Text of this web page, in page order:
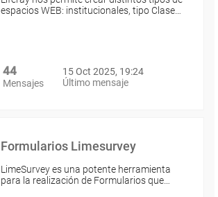
espacios WEB: institucionales, tipo Clase…
44
Mensajes
15 Oct 2025, 19:24
Último mensaje
Formularios Limesurvey
LimeSurvey es una potente herramienta
para la realización de Formularios que…